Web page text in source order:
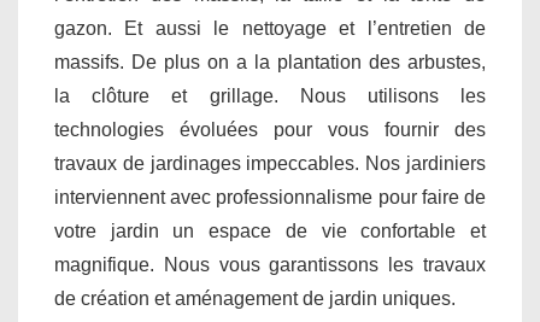
gazon. Et aussi le nettoyage et l’entretien de
massifs. De plus on a la plantation des arbustes,
la clôture et grillage. Nous utilisons les
technologies évoluées pour vous fournir des
travaux de jardinages impeccables. Nos jardiniers
interviennent avec professionnalisme pour faire de
votre jardin un espace de vie confortable et
magnifique. Nous vous garantissons les travaux
de création et aménagement de jardin uniques.